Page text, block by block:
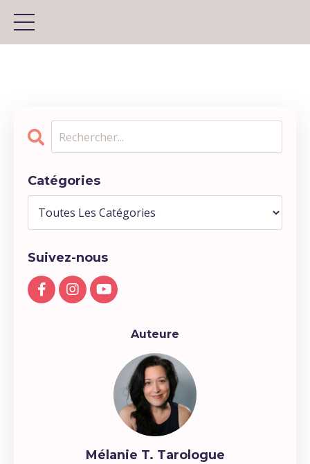
Catégories
Suivez-nous
Auteure
Mélanie T. Tarologue